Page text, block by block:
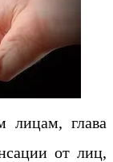
лицам, глава
от лиц,